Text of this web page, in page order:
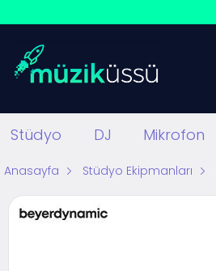
Stüdyo DJ Mikrofon
Anasayfa Stüdyo Ekipmanları